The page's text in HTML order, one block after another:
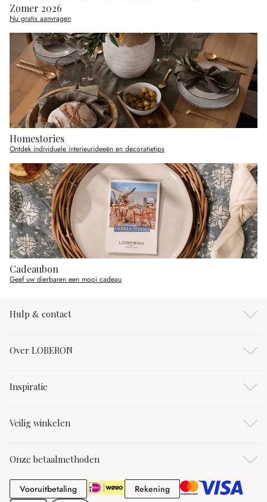
Zomer 2026
Nu gratis aanvragen
Homestories
Ontdek individuele interieurideeën en decoratietips
Cadeaubon
Geef uw dierbaren een mooi cadeau
Hulp & contact
Over LOBERON
Inspiratie
Veilig winkelen
Onze betaalmethoden
VooruitbetalingVooruitbetaling RekeningRekening